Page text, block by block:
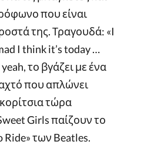
που είναι
της. Τραγουδά: «I
I think it’s today …
το βγάζει με ένα
που απλώνει
τώρα
Girls παίζουν το
Ride» των Beatles.